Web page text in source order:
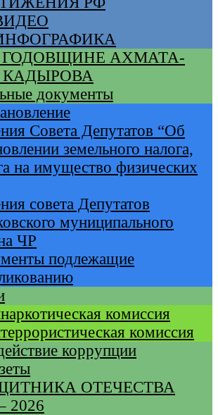
ГОДОВЩИНЕ АХМАТА-
документы
Совета Депутатов “Об
земельного налога,
на имущество физических
совета Депутатов
муниципального
ЧР
подлежащие
комиссия
комиссия
коррупции
ОТЕЧЕСТВА
2026